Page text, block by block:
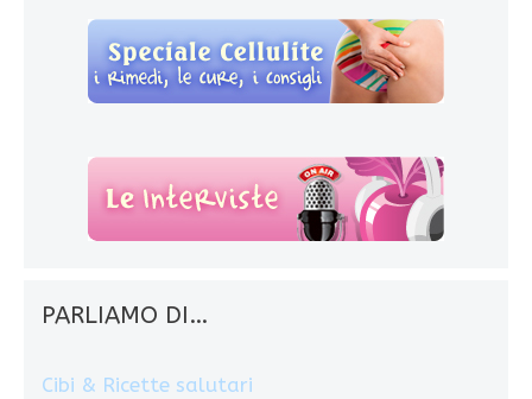
PARLIAMO DI…
Cibi & Ricette salutari